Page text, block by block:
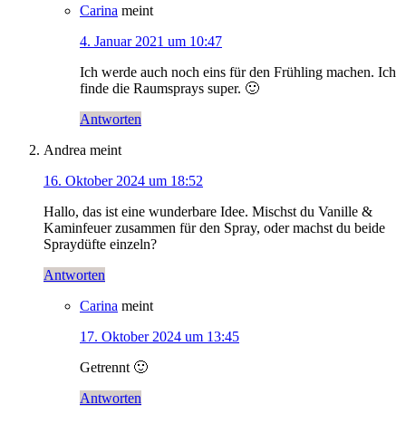
Carina meint
4. Januar 2021 um 10:47
Ich werde auch noch eins für den Frühling machen. Ich
finde die Raumsprays super. 🙂
Antworten
Andrea meint
16. Oktober 2024 um 18:52
Hallo, das ist eine wunderbare Idee. Mischst du Vanille &
Kaminfeuer zusammen für den Spray, oder machst du beide
Spraydüfte einzeln?
Antworten
Carina meint
17. Oktober 2024 um 13:45
Getrennt 🙂
Antworten